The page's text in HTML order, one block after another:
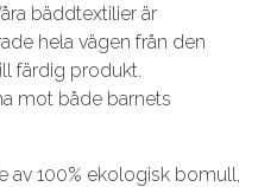
bäddtextilier är
hela vägen från den
färdig produkt.
mot både barnets
av 100% ekologisk bomull,